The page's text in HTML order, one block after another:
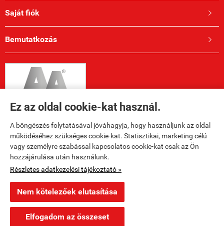
Ez az oldal cookie-kat használ.
A böngészés folytatásával jóváhagyja, hogy használjunk az oldal
működéséhez szükséges cookie-kat. Statisztikai, marketing célú
vagy személyre szabással kapcsolatos cookie-kat csak az Ön
hozzájárulása után használunk.
Részletes adatkezelési tájékoztató »
Nem kötelezőek elutasítása
Elfogadom az összeset
Saját fiók 
Bemutatkozás 
Elérhetőségek
Webáruház készítés